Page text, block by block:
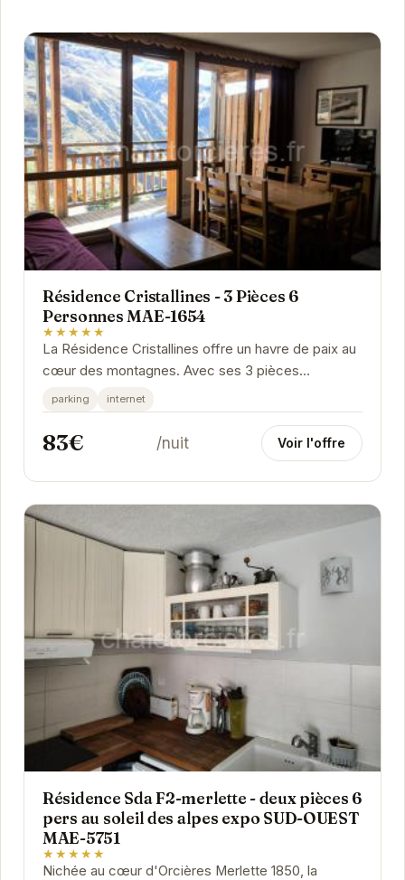
Résidence Cristallines - 3 Pièces 6
Personnes MAE-1654
★★★★★
La Résidence Cristallines offre un havre de paix au
cœur des montagnes. Avec ses 3 pièces
spacieuses, cet appartement peut accueillir jusqu'à
6...
parking internet
83€ /nuit Voir l'offre
Résidence Sda F2-merlette - deux pièces 6
pers au soleil des alpes expo SUD-OUEST
MAE-5751
★★★★★
Nichée au cœur d'Orcières Merlette 1850, la